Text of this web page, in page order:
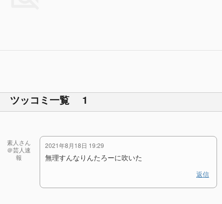
ツッコミ一覧 1
素人さん
＠芸人速
報
2021年8月18日 19:29
無理すんなりんたろーに吹いた
返信